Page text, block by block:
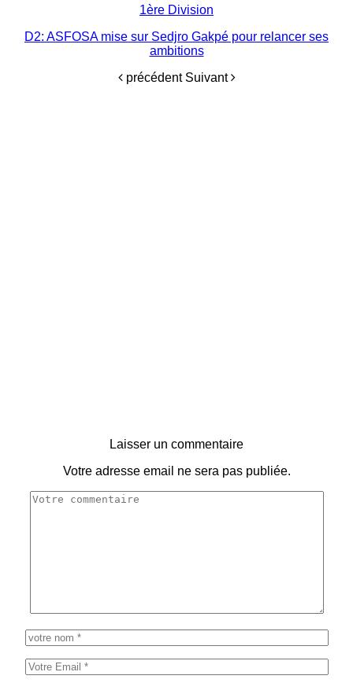
1ère Division
D2: ASFOSA mise sur Sedjro Gakpé pour relancer ses
ambitions
précédent Suivant
Laisser un commentaire
Votre adresse email ne sera pas publiée.